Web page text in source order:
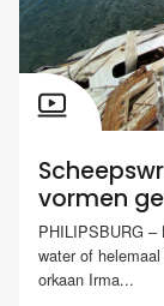
vormen
PHILIPSBURG –
water of
orkaan Irma...